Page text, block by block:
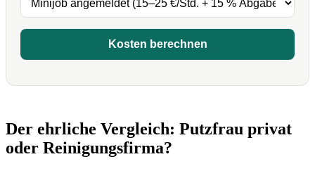
Kosten berechnen
Der ehrliche Vergleich: Putzfrau privat
oder Reinigungsfirma?